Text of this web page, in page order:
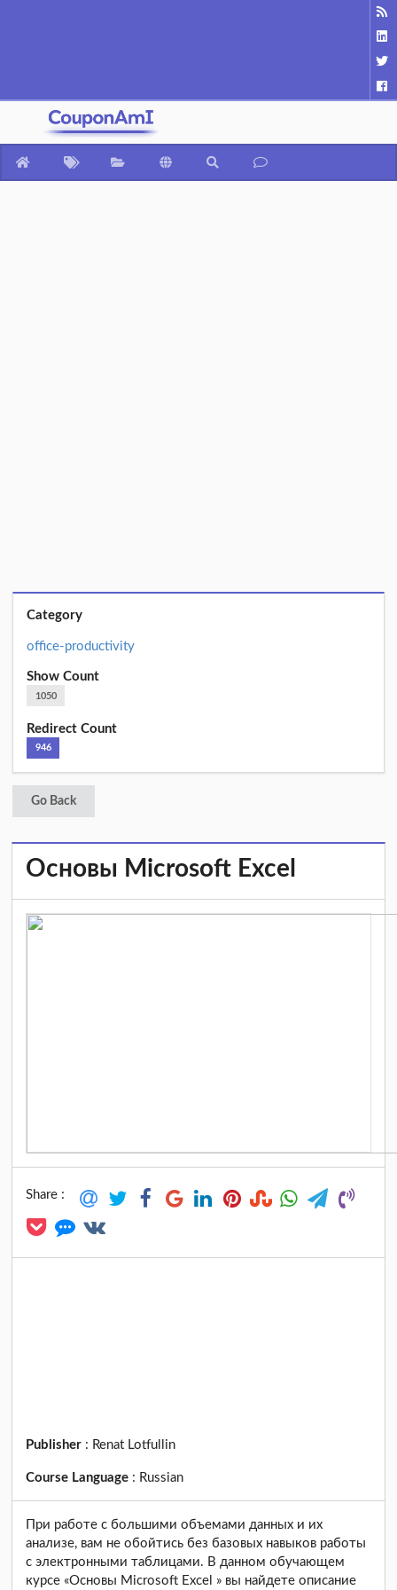
Category
office-productivity
Show Count
1050
Redirect Count
946
Go Back
Основы Microsoft Excel
Share :
Publisher : Renat Lotfullin
Course Language : Russian
При работе с большими объемами данных и их
анализе, вам не обойтись без базовых навыков работы
с электронными таблицами. В данном обучающем
курсе «Основы Microsoft Excel » вы найдете описание